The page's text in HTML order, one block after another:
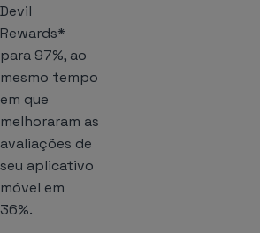
Devil
Rewards*
para 97%, ao
mesmo tempo
em que
melhoraram as
avaliações de
seu aplicativo
móvel em
36%.